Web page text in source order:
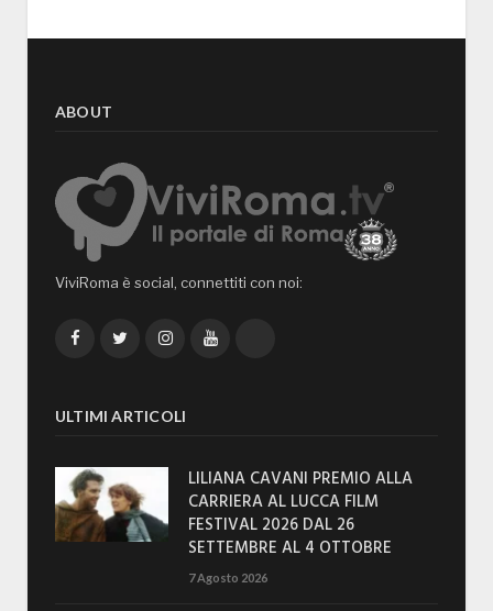
ABOUT
ViviRoma è social, connettiti con noi:
FacebookTwitterInstagramYouTube
ULTIMI ARTICOLI
LILIANA CAVANI PREMIO ALLA
CARRIERA AL LUCCA FILM
FESTIVAL 2026 DAL 26
SETTEMBRE AL 4 OTTOBRE
7 Agosto 2026